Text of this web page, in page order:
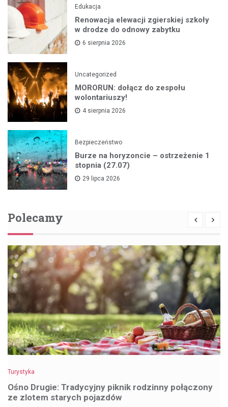
Edukacja
Renowacja elewacji zgierskiej szkoły
w drodze do odnowy zabytku
6 sierpnia 2026
Uncategorized
MORORUN: dołącz do zespołu
wolontariuszy!
4 sierpnia 2026
Bezpieczeństwo
Burze na horyzoncie – ostrzeżenie 1
stopnia (27.07)
29 lipca 2026
Polecamy
Turystyka
Ośno Drugie: Tradycyjny piknik rodzinny połączony
ze zlotem starych pojazdów